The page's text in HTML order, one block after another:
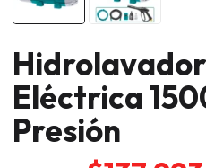
Eléctrica
Presión